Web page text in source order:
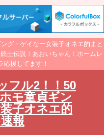
グ・ゲイなー女装子オネエ的まと
士伝説！あおいちゃん！ホームレ
応援してます！
フル2！！50
モ童貞ギン
子オネエ的
報